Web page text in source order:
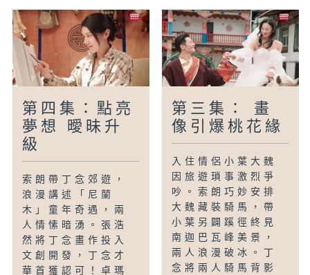
第四集：點亮
夢想 曖昧升
級
索朗帶丁念郊遊，
浪漫講述「尼蘭
木」童年奇遇，兩
人情愫暗湧。張浩
然將丁念畫作投入
文創開發，丁念才
華首獲認可！卓瑪
第三集： 畫
像引爆桃花緣
入住情侶小葉大魏
因旅遊瑣事激烈爭
吵。索朗巧妙安排
大魏藏裝騎馬，帶
小葉另闢蹊徑終見
南迦巴瓦峰美景，
兩人浪漫破冰。丁
念將兩人騎馬背影